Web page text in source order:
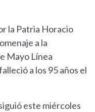
la Patria Horacio
a la
Mayo Línea
a los 95 años el
este miércoles